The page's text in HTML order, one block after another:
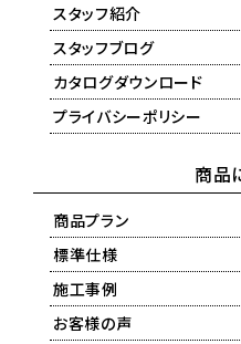
スタッフ紹介
スタッフブログ
カタログダウンロード
プライバシーポリシー
商品
商品プラン
標準仕様
施工事例
お客様の声